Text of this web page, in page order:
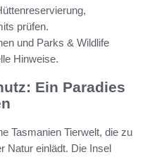
prüfen.
und Parks & Wildlife
Hinweise.
Ein Paradies
Tasmanien Tierwelt, die zu
Natur einlädt. Die Insel